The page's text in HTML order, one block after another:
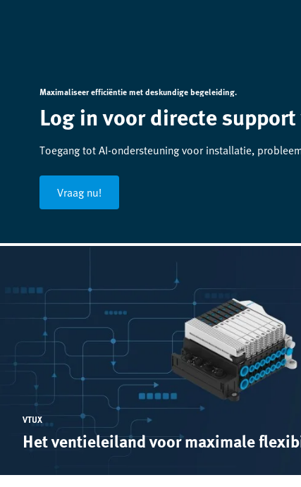
Maximaliseer efficiëntie met deskundige begeleiding.
Log in voor directe
Toegang tot AI-ondersteuning voor installatie,
Vraag nu!
VTUX
Het ventieleiland voor maximale